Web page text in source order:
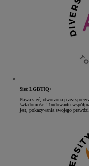
Sieć LGBTIQ+
Nasza sieć, utworzona przez
świadomości i budowaniu
jest, pokazywania swojego